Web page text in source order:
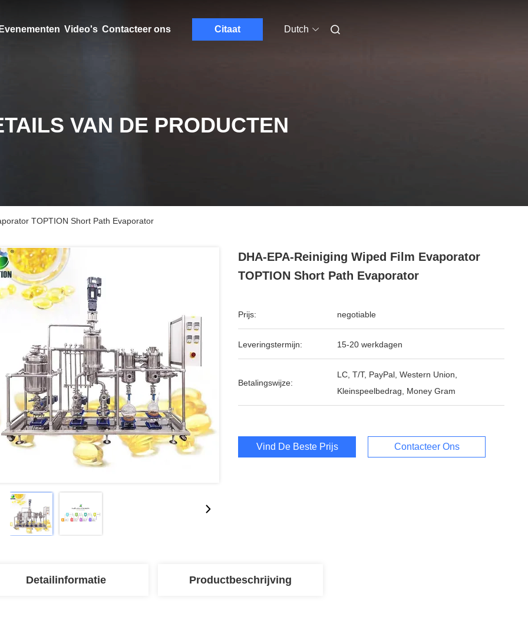
Evenementen Video's Contacteer ons Citaat Dutch
VAN DE PRODUCTEN
TOPTION Short Path Evaporator
DHA-EPA-Reiniging Wiped Film Evaporator
TOPTION Short Path Evaporator
Prijs: negotiable
Leveringstermijn: 15-20 werkdagen
Betalingswijze:
LC, T/T, PayPal, Western Union,
Kleinspeelbedrag, Money Gram
Vind De Beste Prijs Contacteer Ons
Detailinformatie Productbeschrijving